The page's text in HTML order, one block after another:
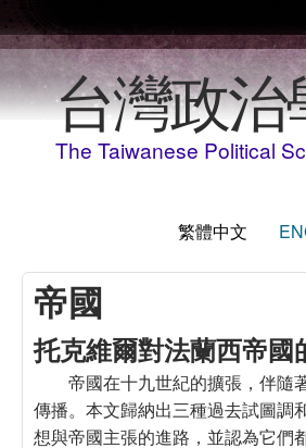
台灣政治
The Taiwanese Political
繁體中文
帝國
托克維爾對法蘭西帝國
帝國在十九世紀的擴張，伴隨
傳播。本文歸納出三種過去試圖調
想與帝國主張的進路，並認為它們